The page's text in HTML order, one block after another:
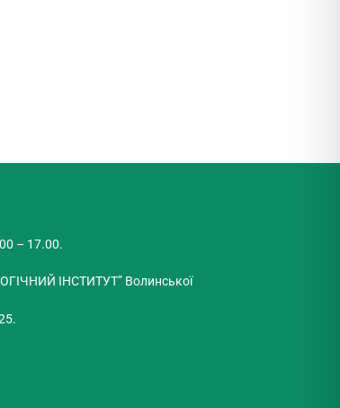
– 17.00.
ІНСТИТУТ” Волинської